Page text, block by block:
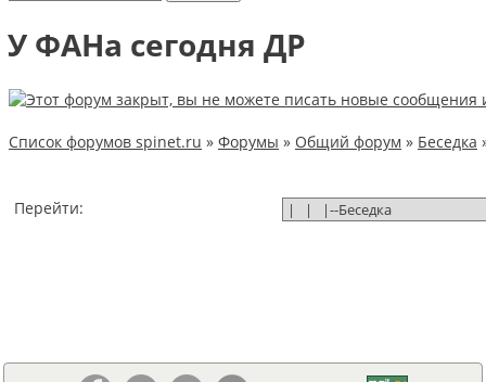
У ФАНа сегодня ДР
Список форумов spinet.ru » Форумы » Общий форум » Беседка
Перейти: